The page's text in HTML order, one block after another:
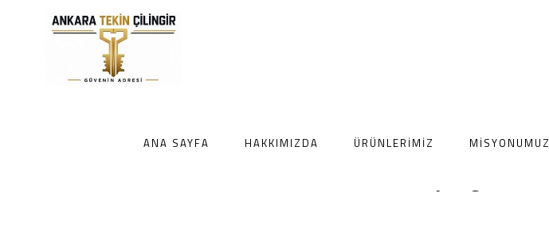
ANA SAYFA HAKKIMIZDA ÜRÜNLERIMIZ MISYONUMUZ